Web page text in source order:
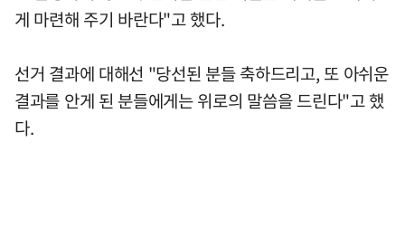
게 마련해 주기 바란다"고 했다.
선거 결과에 대해선 "당선된 분들 축하드리고, 또 아쉬운
결과를 안게 된 분들에게는 위로의 말씀을 드린다"고 했
다.